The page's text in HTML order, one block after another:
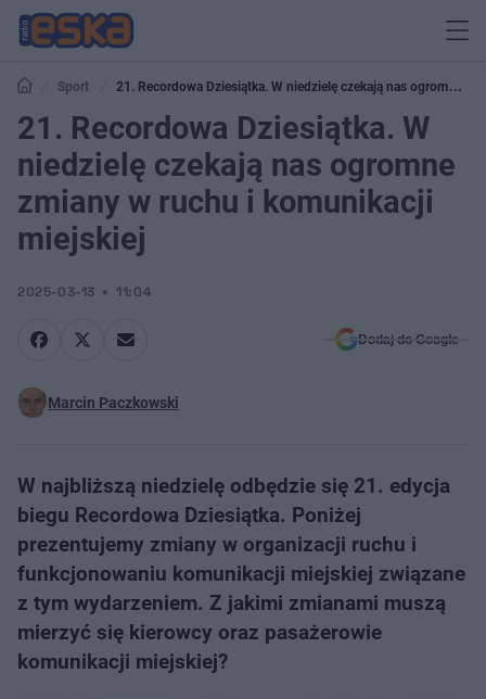
Sport
21. Recordowa Dziesiątka. W niedzielę czekają nas ogromne
zmiany w ruchu i komunikacji miejskiej
21. Recordowa Dziesiątka. W
niedzielę czekają nas ogromne
zmiany w ruchu i komunikacji
miejskiej
2025-03-13 11:04
Dodaj do Google
Marcin Paczkowski
W najbliższą niedzielę odbędzie się 21. edycja
biegu Recordowa Dziesiątka. Poniżej
prezentujemy zmiany w organizacji ruchu i
funkcjonowaniu komunikacji miejskiej związane
z tym wydarzeniem. Z jakimi zmianami muszą
mierzyć się kierowcy oraz pasażerowie
komunikacji miejskiej?